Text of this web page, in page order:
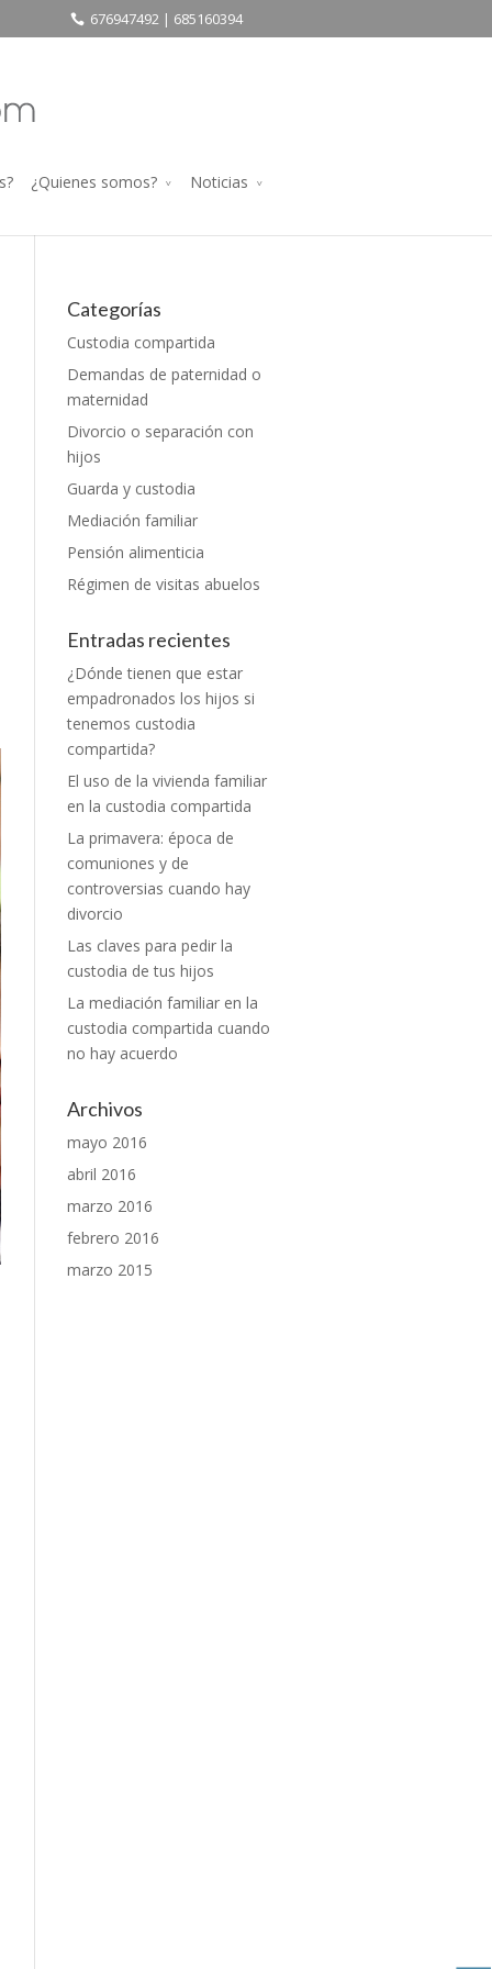
676947492 | 685160394
¿Quienes somos? Noticias
Categorías
Custodia compartida
Demandas de paternidad o
maternidad
Divorcio o separación con
hijos
Guarda y custodia
Mediación familiar
Pensión alimenticia
Régimen de visitas abuelos
Entradas recientes
¿Dónde tienen que estar
empadronados los hijos si
tenemos custodia
compartida?
El uso de la vivienda familiar
en la custodia compartida
La primavera: época de
comuniones y de
controversias cuando hay
divorcio
Las claves para pedir la
custodia de tus hijos
La mediación familiar en la
custodia compartida cuando
no hay acuerdo
Archivos
mayo 2016
abril 2016
marzo 2016
febrero 2016
marzo 2015